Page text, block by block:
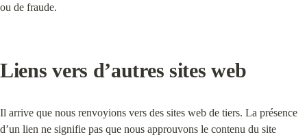
ou de fraude.
Liens vers d’autres sites web
Il arrive que nous renvoyions vers des sites web de tiers. La présence
d’un lien ne signifie pas que nous approuvons le contenu du site